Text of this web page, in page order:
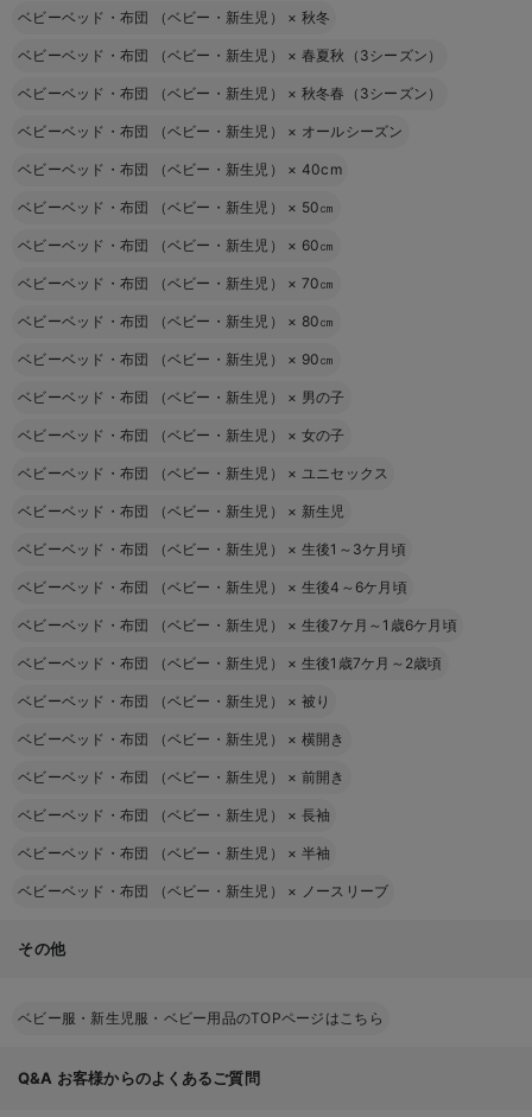
ベビーベッド・布団 （ベビー・新生児） × 秋冬
ベビーベッド・布団 （ベビー・新生児） × 春夏秋（3シーズン）
ベビーベッド・布団 （ベビー・新生児） × 秋冬春（3シーズン）
ベビーベッド・布団 （ベビー・新生児） × オールシーズン
ベビーベッド・布団 （ベビー・新生児） × 40cm
ベビーベッド・布団 （ベビー・新生児） × 50㎝
ベビーベッド・布団 （ベビー・新生児） × 60㎝
ベビーベッド・布団 （ベビー・新生児） × 70㎝
ベビーベッド・布団 （ベビー・新生児） × 80㎝
ベビーベッド・布団 （ベビー・新生児） × 90㎝
ベビーベッド・布団 （ベビー・新生児） × 男の子
ベビーベッド・布団 （ベビー・新生児） × 女の子
ベビーベッド・布団 （ベビー・新生児） × ユニセックス
ベビーベッド・布団 （ベビー・新生児） × 新生児
ベビーベッド・布団 （ベビー・新生児） × 生後1～3ケ月頃
ベビーベッド・布団 （ベビー・新生児） × 生後4～6ケ月頃
ベビーベッド・布団 （ベビー・新生児） × 生後7ケ月～1歳6ケ月頃
ベビーベッド・布団 （ベビー・新生児） × 生後1歳7ケ月～2歳頃
ベビーベッド・布団 （ベビー・新生児） × 被り
ベビーベッド・布団 （ベビー・新生児） × 横開き
ベビーベッド・布団 （ベビー・新生児） × 前開き
ベビーベッド・布団 （ベビー・新生児） × 長袖
ベビーベッド・布団 （ベビー・新生児） × 半袖
ベビーベッド・布団 （ベビー・新生児） × ノースリーブ
その他
ベビー服・新生児服・ベビー用品のTOPページはこちら
Q&A お客様からのよくあるご質問